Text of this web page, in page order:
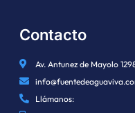
Contacto
Av. Antunez de Mayolo
Llámanos: